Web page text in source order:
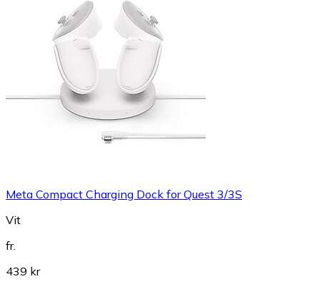
Meta Compact Charging Dock for Quest 3/3S
Vit
fr.
439 kr